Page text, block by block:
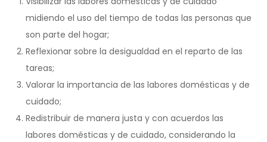
midiendo el uso del tiempo de todas las personas que
son parte del hogar;
Reflexionar sobre la desigualdad en el reparto de las
tareas;
Valorar la importancia de las labores domésticas y de
cuidado;
Redistribuir de manera justa y con acuerdos las
labores domésticas y de cuidado, considerando la